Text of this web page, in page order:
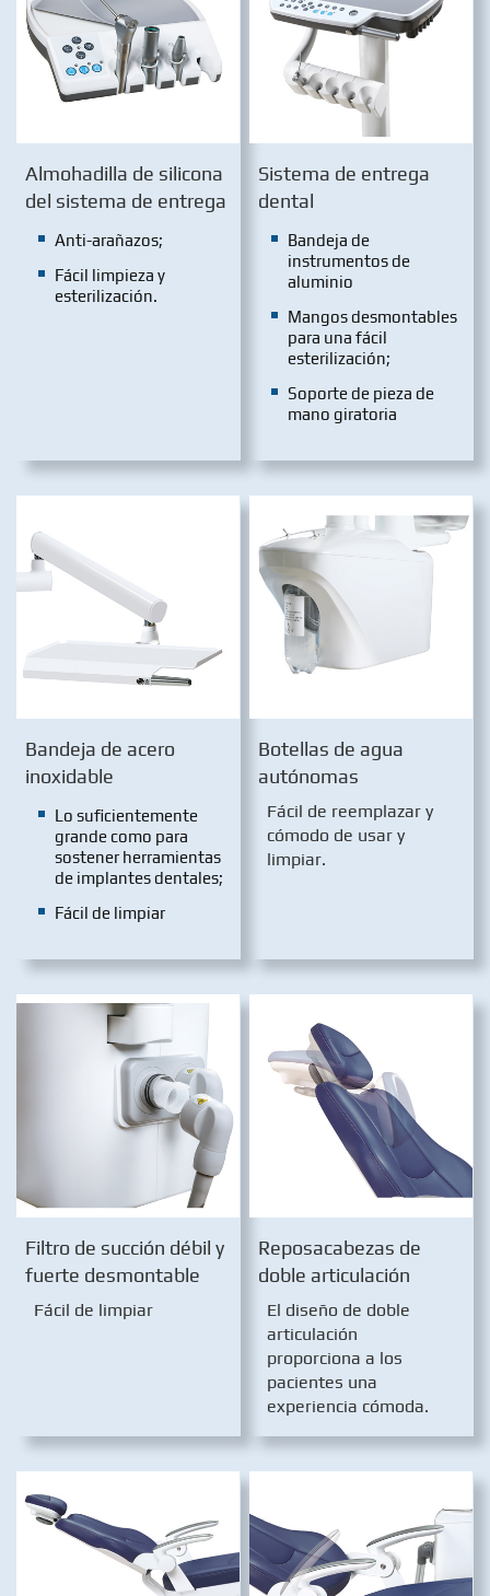
Almohadilla de silicona
del sistema de entrega
Anti-arañazos;
Fácil limpieza y
esterilización.
Sistema de entrega
dental
Bandeja de
instrumentos de
aluminio
Mangos desmontables
para una fácil
esterilización;
Soporte de pieza de
mano giratoria
Bandeja de acero
inoxidable
Lo suficientemente
grande como para
sostener herramientas
de implantes dentales;
Fácil de limpiar
Botellas de agua
autónomas
Fácil de reemplazar y
cómodo de usar y
limpiar.
Filtro de succión débil y
fuerte desmontable
Fácil de limpiar
Reposacabezas de
doble articulación
El diseño de doble
articulación
proporciona a los
pacientes una
experiencia cómoda.